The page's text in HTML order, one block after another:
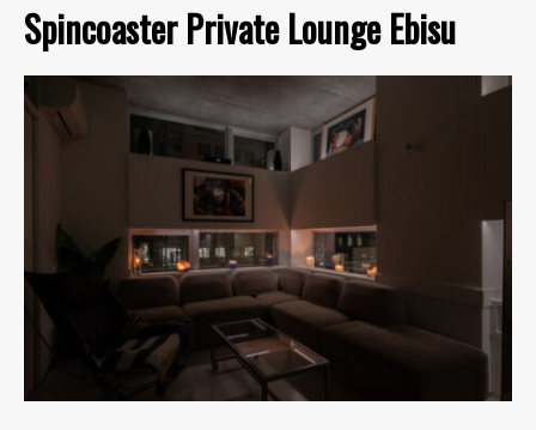
Spincoaster Private Lounge Ebisu